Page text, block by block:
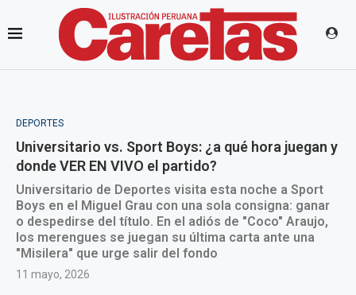
DEPORTES
Universitario vs. Sport Boys: ¿a qué hora juegan y
donde VER EN VIVO el partido?
Universitario de Deportes visita esta noche a Sport
Boys en el Miguel Grau con una sola consigna: ganar
o despedirse del título. En el adiós de "Coco" Araujo,
los merengues se juegan su última carta ante una
"Misilera" que urge salir del fondo
11 mayo, 2026